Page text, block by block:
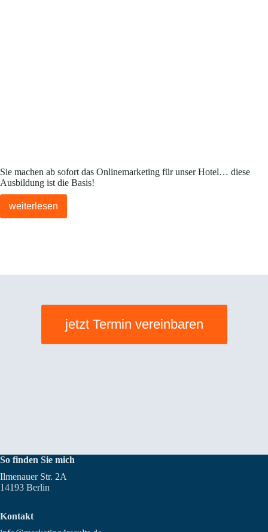
Sie machen ab sofort das Onlinemarketing für unser Hotel… diese
Ausbildung ist die Basis!
weiterlesen
jetzt Termin vereinbaren
So finden Sie mich
Ilmenauer Str. 2A
14193 Berlin
Kontakt